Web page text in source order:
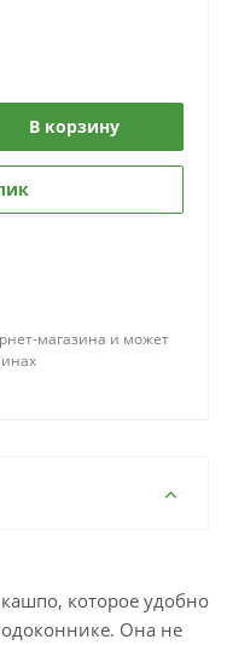
В корзину
магазина и может
которое удобно
Она не